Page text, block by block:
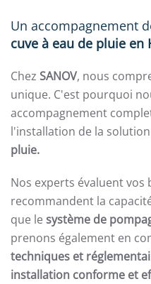
Un accompagnement
cuve à eau de pluie en
Chez SANOV, nous
unique. C'est pourquoi
accompagnement
l'installation de la
pluie.
Nos experts évaluent vos
recommandent la
que le système de
prenons également en
techniques et
installation conforme et